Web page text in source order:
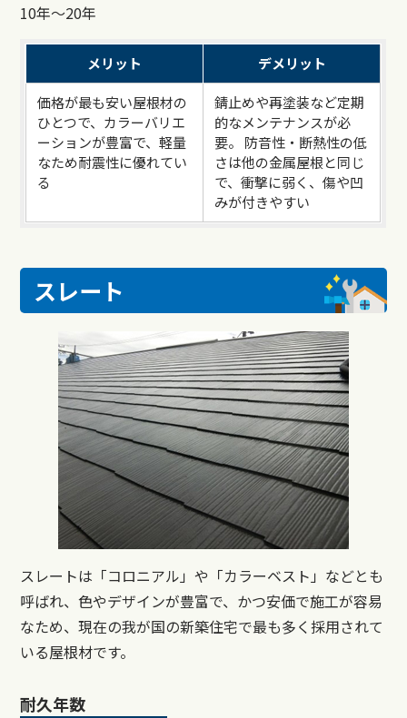
10年～20年
メリット デメリット
価格が最も安い屋根材の
ひとつで、カラーバリエ
ーションが豊富で、軽量
なため耐震性に優れてい
る
錆止めや再塗装など定期
的なメンテナンスが必
要。 防音性・断熱性の低
さは他の金属屋根と同じ
で、衝撃に弱く、傷や凹
みが付きやすい
スレート
スレートは「コロニアル」や「カラーベスト」などとも
呼ばれ、色やデザインが豊富で、かつ安価で施工が容易
なため、現在の我が国の新築住宅で最も多く採用されて
いる屋根材です。
耐久年数